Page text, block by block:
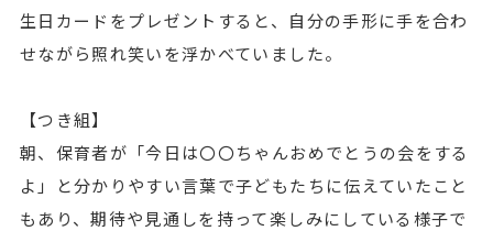
生日カードをプレゼントすると、自分の手形に手を合わ
せながら照れ笑いを浮かべていました。
【つき組】
朝、保育者が「今日は〇〇ちゃんおめでとうの会をする
よ」と分かりやすい言葉で子どもたちに伝えていたこと
もあり、期待や見通しを持って楽しみにしている様子で